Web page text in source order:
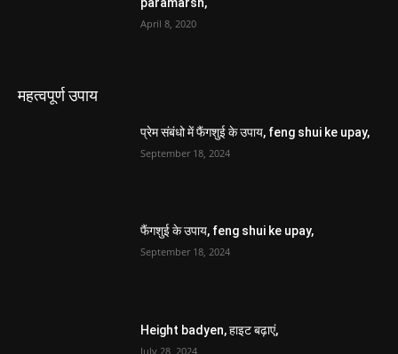
April 8, 2020
महत्वपूर्ण उपाय
प्रेम संबंधो में फैंगशुई के उपाय, feng shui ke upay,
September 18, 2024
फैंगशुई के उपाय, feng shui ke upay,
September 18, 2024
Height badyen, हाइट बढ़ाएं,
July 28, 2024